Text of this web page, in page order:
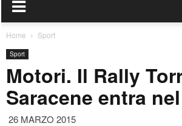
Home Sport
Sport
Motori. Il Rally
Saracene entra
26 MARZO 2015